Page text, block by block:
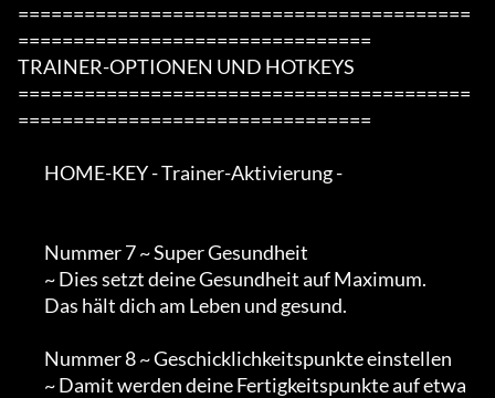
=========================================
================================
TRAINER-OPTIONEN UND HOTKEYS
=========================================
================================